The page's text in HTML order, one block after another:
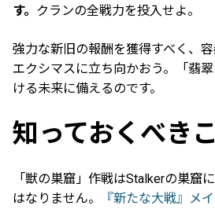
す。 クランの全戦力を投入せよ。
強力な新旧の報酬を獲得すべく、
エクシマスに立ち向かおう。「翡
ける未来に備えるのです。
知っておくべき
「獣の巣窟」作戦はStalkerの巣窟
はなりません。
『新たな大戦』メ